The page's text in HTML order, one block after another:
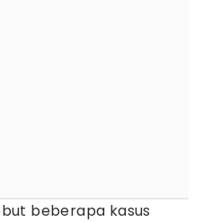
beberapa kasus